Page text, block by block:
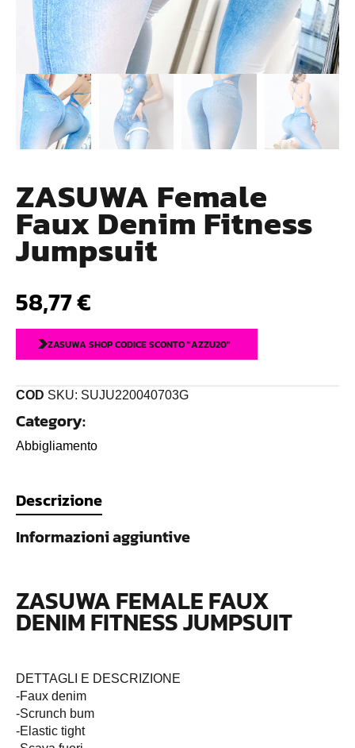
ZASUWA Female
Faux Denim Fitness
Jumpsuit
58,77€
ZASUWA SHOP CODICE SCONTO "AZZU20"
COD SKU: SUJU220040703G
Category:
Abbigliamento
Descrizione
Informazioni aggiuntive
ZASUWA FEMALE FAUX
DENIM FITNESS JUMPSUIT
DETTAGLI E DESCRIZIONE
-Faux denim
-Scrunch bum
-Elastic tight